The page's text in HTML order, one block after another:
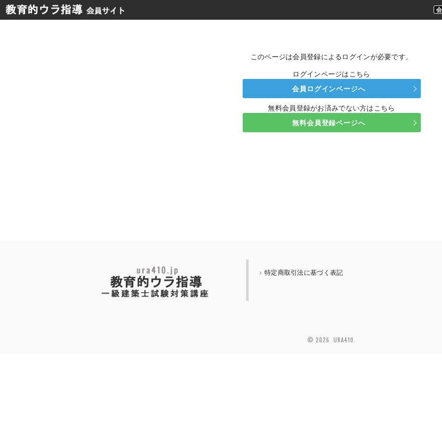
このページは会員登録によるログインが必要です。
ログインページはこちら
会員ログインページへ
無料会員登録がお済みでない方はこちら
無料会員登録ページへ
特定商取引法に基づく表記
© 2026 URA410.